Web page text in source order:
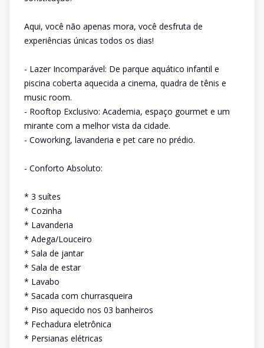
Aqui, você não apenas mora, você desfruta de
experiências únicas todos os dias!
- Lazer Incomparável: De parque aquático infantil e
piscina coberta aquecida a cinema, quadra de tênis e
music room.
- Rooftop Exclusivo: Academia, espaço gourmet e um
mirante com a melhor vista da cidade.
- Coworking, lavanderia e pet care no prédio.
- Conforto Absoluto:
* 3 suítes
* Cozinha
* Lavanderia
* Adega/Louceiro
* Sala de jantar
* Sala de estar
* Lavabo
* Sacada com churrasqueira
* Piso aquecido nos 03 banheiros
* Fechadura eletrônica
* Persianas elétricas